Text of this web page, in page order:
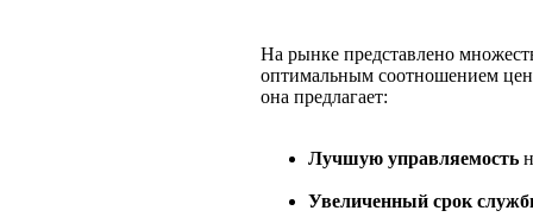
На рынке представлено
оптимальным соотношением
она предлагает:
Лучшую управляемость
Увеличенный срок